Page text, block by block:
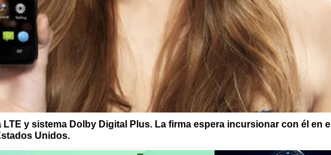
y sistema Dolby Digital Plus. La firma espera incursionar con él en el
Unidos.